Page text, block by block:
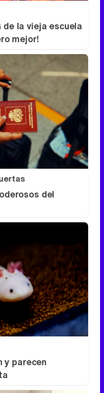
de la vieja escuela
mejor!
del